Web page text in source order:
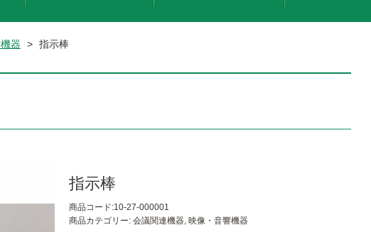
器 > 指示棒
指示棒
商品コード:10-27-000001
商品カテゴリー: 会議関連機器, 映像・音響機器